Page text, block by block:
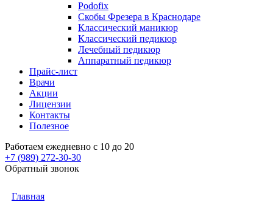
Podofix
Скобы Фрезера в Краснодаре
Классический маникюр
Классический педикюр
Лечебный педикюр
Аппаратный педикюр
Прайс-лист
Врачи
Акции
Лицензии
Контакты
Полезное
Работаем ежедневно с 10 до 20
+7 (989) 272-30-30
Обратный звонок
Главная